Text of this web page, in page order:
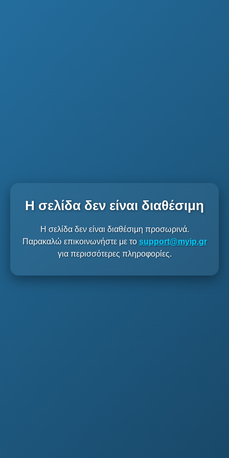
Η σελίδα δεν είναι διαθέσιμη
Η σελίδα δεν είναι διαθέσιμη προσωρινά.
Παρακαλώ επικοινωνήστε με το support@myip.gr
για περισσότερες πληροφορίες.